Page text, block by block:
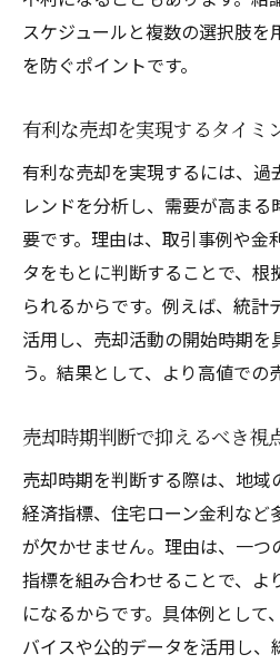
スケジュールと複数の選択肢を
を防ぐポイントです。
有利な売却を実現するタイミ
有利な売却を実現するには、過
レンドを分析し、需要が高ま
要です。理由は、取引事例や金
タをもとに判断することで、根
られるからです。例えば、統計
活用し、売却活動の開始時期を
う。結果として、より高値での
売却時期判断で抑えるべき視
売却時期を判断する際は、地域
経済指標、住宅ローン金利など
が欠かせません。理由は、一つ
指標を組み合わせることで、よ
になるからです。具体例として
バイスや公的データを活用し